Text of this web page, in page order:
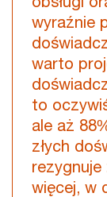
wyraźnie
warto
to
ale aż
złych
rezygnuje
więcej, w